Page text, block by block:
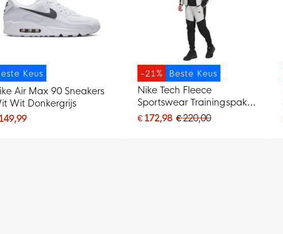
Keus
Air Max 90 Sneakers
Wit Donkergrijs
Beste Keus
-21%
Nike Tech Fleece
Sportswear Trainingspak
Zwart Lichtgrijs
€ 172,98 € 220,00